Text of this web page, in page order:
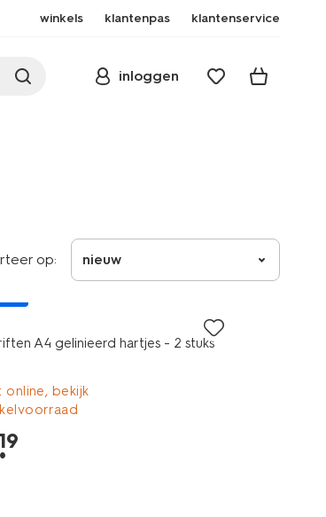
winkels klantenpas klantenservice
inloggen
op: nieuw
A4 gelinieerd hartjes - 2 stuks
online, bekijk
.
19